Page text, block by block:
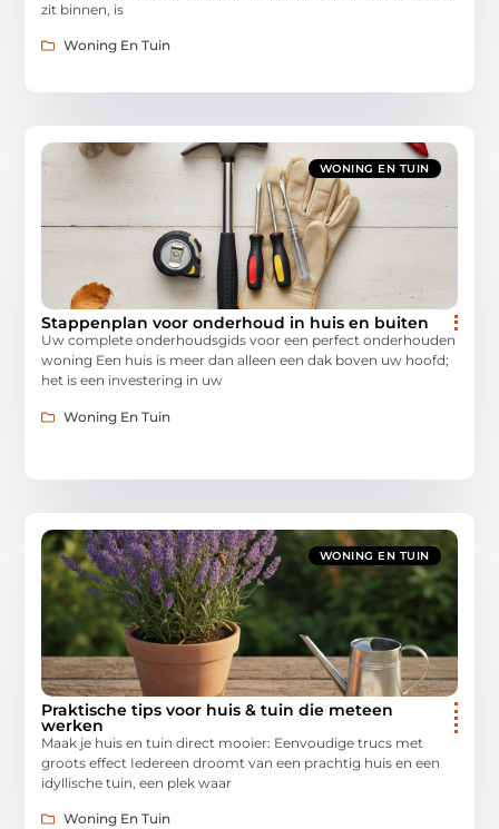
zit binnen, is
Woning En Tuin
WONING EN TUIN
Stappenplan voor onderhoud in huis en buiten
Uw complete onderhoudsgids voor een perfect onderhouden
woning Een huis is meer dan alleen een dak boven uw hoofd;
het is een investering in uw
Woning En Tuin
WONING EN TUIN
Praktische tips voor huis & tuin die meteen
werken
Maak je huis en tuin direct mooier: Eenvoudige trucs met
groots effect Iedereen droomt van een prachtig huis en een
idyllische tuin, een plek waar
Woning En Tuin